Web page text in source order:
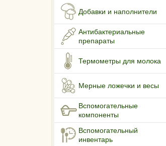
Добавки и наполнители
Антибактериальные
препараты
Термометры для молока
Мерные ложечки и весы
Вспомогательные
компоненты
Вспомогательный
инвентарь